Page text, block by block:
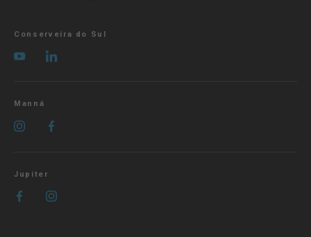
Conserveira do Sul
Manná
Jupiter